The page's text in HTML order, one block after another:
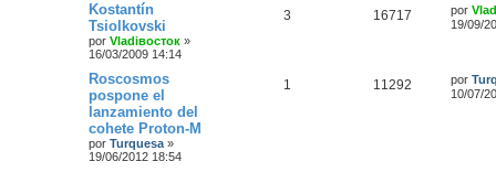
Kostantín
Tsiolkovski
por Vladiвосток »
16/03/2009 14:14
3 16717 por
19/09/
Roscosmos
pospone el
lanzamiento del
cohete Proton-M
por Turquesa»
19/06/2012 18:54
1 11292 por
10/07/